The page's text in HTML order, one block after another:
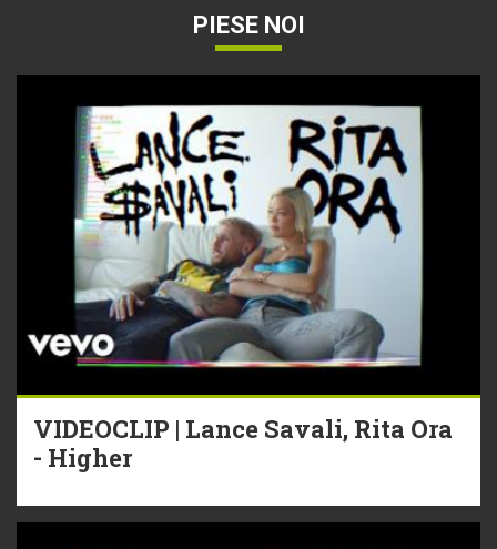
PIESE NOI
VIDEOCLIP | Lance Savali, Rita Ora
- Higher